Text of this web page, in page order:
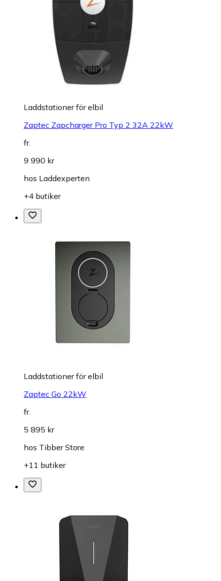
Laddstationer för elbil
Zaptec Zapcharger Pro Typ 2 32A 22kW
fr.
9 990 kr
hos Laddexperten
+4 butiker
Laddstationer för elbil
Zaptec Go 22kW
fr.
5 895 kr
hos Tibber Store
+11 butiker